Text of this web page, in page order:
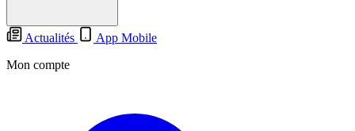
Actualités
App Mobile
Mon compte